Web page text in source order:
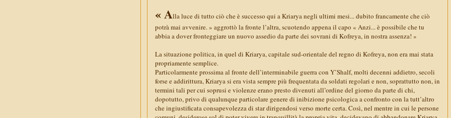
« Alla luce di tutto ciò che è successo qui a Kriarya negli ultimi mesi... dubito francamente che ciò
potrà mai avvenire. » aggrottò la fronte l’altra, scuotendo appena il capo « Anzi... è possibile che tu
abbia a dover fronteggiare un nuovo assedio da parte dei sovrani di Kofreya, in nostra assenza! »
La situazione politica, in quel di Kriarya, capitale sud-orientale del regno di Kofreya, non era mai stata
propriamente semplice.
Particolarmente prossima al fronte dell’interminabile guerra con Y’Shalf, molti decenni addietro, secoli
forse e addirittura, Kriarya si era vista sempre più frequentata da soldati regolari e non, soprattutto non, in
termini tali per cui soprusi e violenze erano presto divenuti all’ordine del giorno da parte di chi,
dopotutto, privo di qualunque particolare genere di inibizione psicologica a confronto con la tutt’altro
che ingiustificata consapevolezza di star dirigendosi verso morte certa. Così, nel mentre in cui le persone